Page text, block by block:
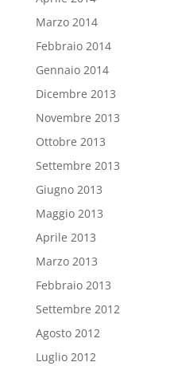
Marzo 2014
Febbraio 2014
Gennaio 2014
Dicembre 2013
Novembre 2013
Ottobre 2013
Settembre 2013
Giugno 2013
Maggio 2013
Aprile 2013
Marzo 2013
Febbraio 2013
Settembre 2012
Agosto 2012
Luglio 2012